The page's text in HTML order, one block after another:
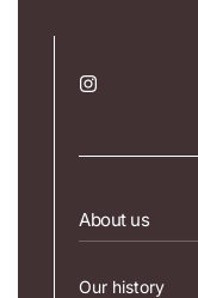
About us
Our history